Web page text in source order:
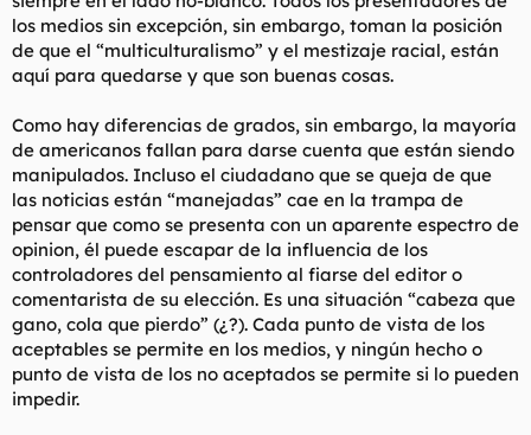
los medios sin excepción, sin embargo, toman la posición
de que el “multiculturalismo” y el mestizaje racial, están
aquí para quedarse y que son buenas cosas.
Como hay diferencias de grados, sin embargo, la mayoría
de americanos fallan para darse cuenta que están siendo
manipulados. Incluso el ciudadano que se queja de que
las noticias están “manejadas” cae en la trampa de
pensar que como se presenta con un aparente espectro de
opinion, él puede escapar de la influencia de los
controladores del pensamiento al fiarse del editor o
comentarista de su elección. Es una situación “cabeza que
gano, cola que pierdo” (¿?). Cada punto de vista de los
aceptables se permite en los medios, y ningún hecho o
punto de vista de los no aceptados se permite si lo pueden
impedir.